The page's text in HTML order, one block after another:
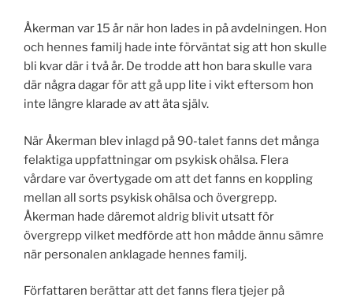
Åkerman var 15 år när hon lades in på avdelningen. Hon
och hennes familj hade inte förväntat sig att hon skulle
bli kvar där i två år. De trodde att hon bara skulle vara
där några dagar för att gå upp lite i vikt eftersom hon
inte längre klarade av att äta själv.
När Åkerman blev inlagd på 90-talet fanns det många
felaktiga uppfattningar om psykisk ohälsa. Flera
vårdare var övertygade om att det fanns en koppling
mellan all sorts psykisk ohälsa och övergrepp.
Åkerman hade däremot aldrig blivit utsatt för
övergrepp vilket medförde att hon mådde ännu sämre
när personalen anklagade hennes familj.
Författaren berättar att det fanns flera tjejer på